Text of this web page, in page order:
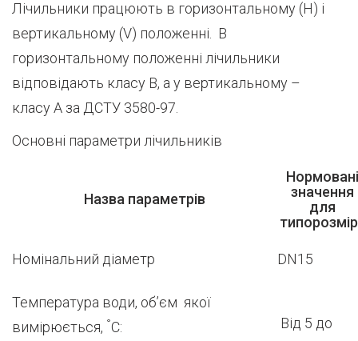
Лічильники працюють в горизонтальному (H) і
вертикальному (V) положенні. В
горизонтальному положенні лічильники
відповідають класу В, а у вертикальному –
класу А за ДСТУ 3580-97.
Основні параметри лічильників
Назва параметрів
Нормовані
значення
для
Номінальний діаметр DN15
Температура води, об’єм якої
вимірюється, °С:
Від 5 до